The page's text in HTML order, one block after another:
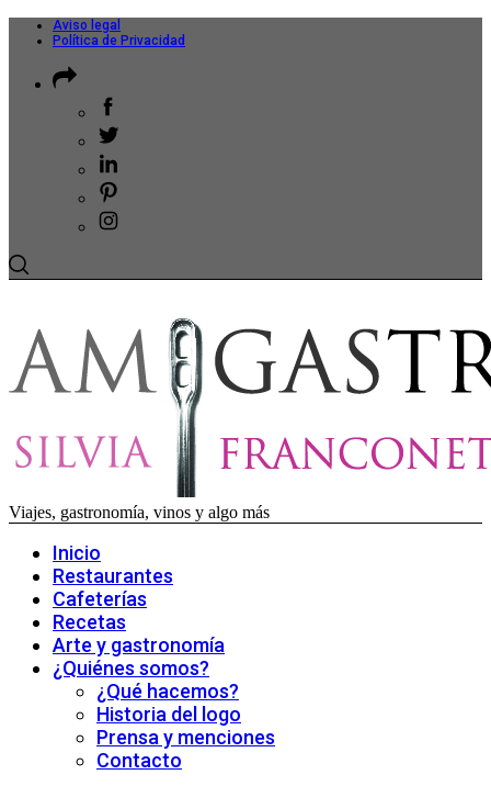
Aviso legal
Política de Privacidad
Viajes, gastronomía, vinos y algo más
Inicio
Restaurantes
Cafeterías
Recetas
Arte y gastronomía
¿Quiénes somos?
¿Qué hacemos?
Historia del logo
Prensa y menciones
Contacto